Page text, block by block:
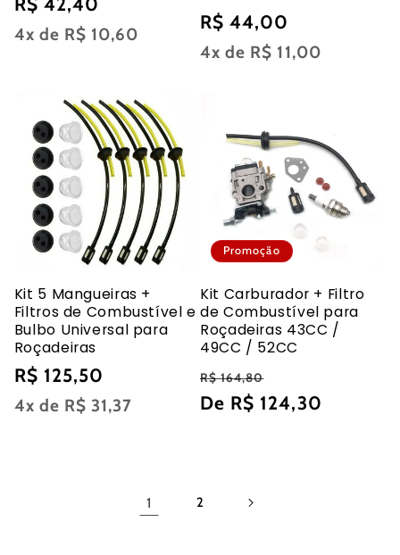
normal
4x de R$ 10,60
Preço
normal
R$ 44,00
4x de R$ 11,00
Kit 5 Mangueiras +
Filtros de Combustível e
Bulbo Universal para
Roçadeiras
Preço
normal
R$ 125,50
4x de R$ 31,37
Promoção
Kit Carburador + Filtro
de Combustível para
Roçadeiras 43CC /
49CC / 52CC
Preço
normal
R$ 164,80
promocional
De R$ 124,30
1 2